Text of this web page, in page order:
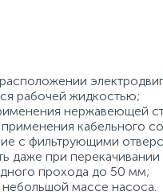
рабочей жидкостью;
нержавеющей
кабельного
с фильтрующими
даже при
прохода до 50 мм;
небольшой массе насоса.